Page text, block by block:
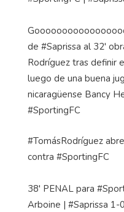
de #Saprissa al 32'
Rodríguez tras definir
luego de una buena
nicaragüense Bancy
#SportingFC
#TomásRodríguez
contra #SportingFC
38' PENAL para
Arboine | #Saprissa 1-